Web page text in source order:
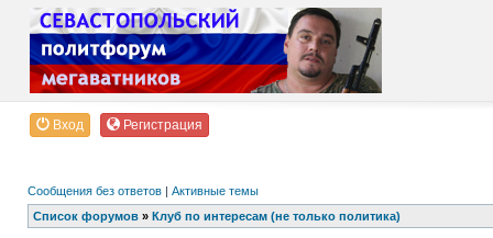
Вход Регистрация
Сообщения без ответов | Активные темы
Список форумов » Клуб по интересам (не только политика)